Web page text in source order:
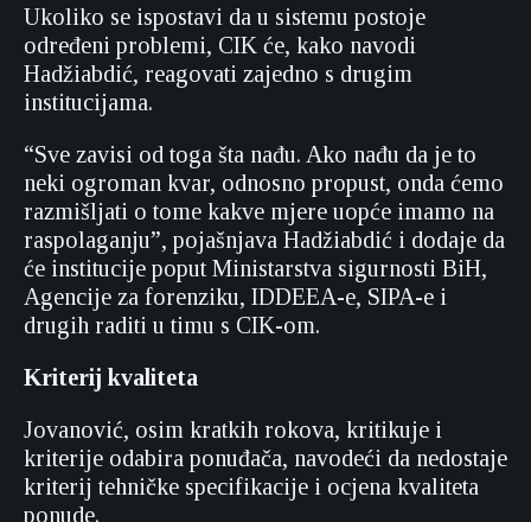
Ukoliko se ispostavi da u sistemu postoje
određeni problemi, CIK će, kako navodi
Hadžiabdić, reagovati zajedno s drugim
institucijama.
“Sve zavisi od toga šta nađu. Ako nađu da je to
neki ogroman kvar, odnosno propust, onda ćemo
razmišljati o tome kakve mjere uopće imamo na
raspolaganju”, pojašnjava Hadžiabdić i dodaje da
će institucije poput Ministarstva sigurnosti BiH,
Agencije za forenziku, IDDEEA-e, SIPA-e i
drugih raditi u timu s CIK-om.
Kriterij kvaliteta
Jovanović, osim kratkih rokova, kritikuje i
kriterije odabira ponuđača, navodeći da nedostaje
kriterij tehničke specifikacije i ocjena kvaliteta
ponude.